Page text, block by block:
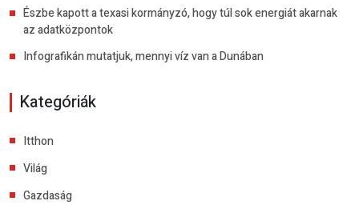
Észbe kapott a texasi kormányzó, hogy túl sok energiát akarnak
az adatközpontok
Infografikán mutatjuk, mennyi víz van a Dunában
Kategóriák
Itthon
Világ
Gazdaság